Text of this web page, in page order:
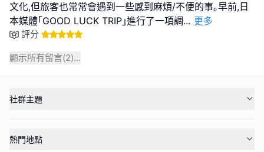
文化,但旅客也常常會遇到一些感到麻煩/不便的事｡早前,日
本媒體｢GOOD LUCK TRIP｣進行了一項調... 更多
評分
顯示所有留言(2)...
社群主題
熱門地點